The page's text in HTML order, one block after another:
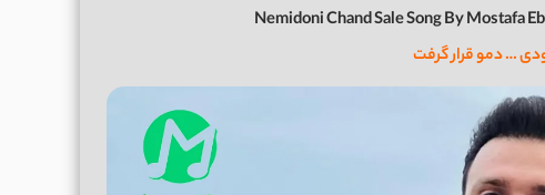
Nemidoni Chand Sale Song By Mostafa
… دمو قرار گرفت